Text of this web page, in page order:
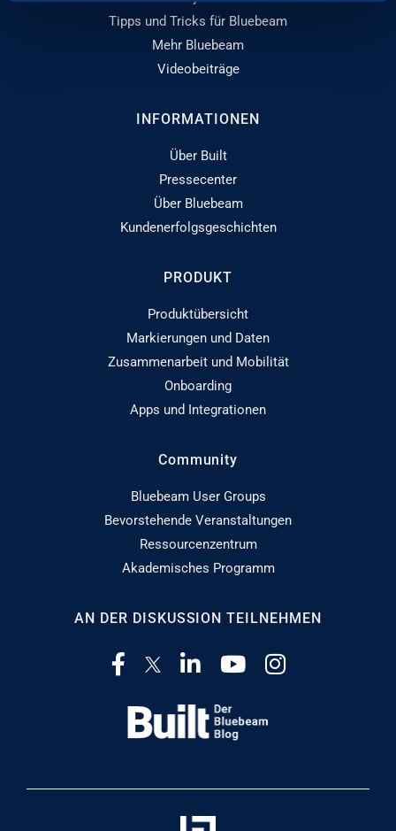
Tipps und Tricks für Bluebeam
Mehr Bluebeam
Videobeiträge
INFORMATIONEN
Über Built
Pressecenter
Über Bluebeam
Kundenerfolgsgeschichten
PRODUKT
Produktübersicht
Markierungen und Daten
Zusammenarbeit und Mobilität
Onboarding
Apps und Integrationen
Community
Bluebeam User Groups
Bevorstehende Veranstaltungen
Ressourcenzentrum
Akademisches Programm
AN DER DISKUSSION TEILNEHMEN